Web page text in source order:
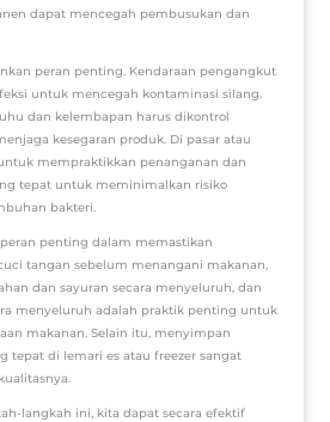
dapat mencegah pembusukan dan
peran penting. Kendaraan pengangkut
untuk mencegah kontaminasi silang.
dan kelembapan harus dikontrol
kesegaran produk. Di pasar atau
mempraktikkan penanganan dan
tepat untuk meminimalkan risiko
bakteri.
penting dalam memastikan
tangan sebelum menangani makanan,
dan sayuran secara menyeluruh, dan
menyeluruh adalah praktik penting untuk
makanan. Selain itu, menyimpan
tepat di lemari es atau freezer sangat
langkah ini, kita dapat secara efektif